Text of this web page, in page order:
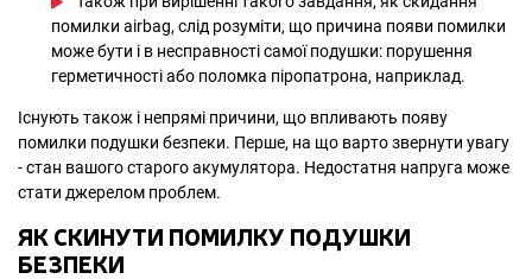
помилки airbag, слід розуміти, що причина появи помилки
може бути і в несправності самої подушки: порушення
герметичності або поломка піропатрона, наприклад.
Існують також і непрямі причини, що впливають появу
помилки подушки безпеки. Перше, на що варто звернути увагу
- стан вашого старого акумулятора. Недостатня напруга може
стати джерелом проблем.
ЯК СКИНУТИ ПОМИЛКУ ПОДУШКИ
БЕЗПЕКИ